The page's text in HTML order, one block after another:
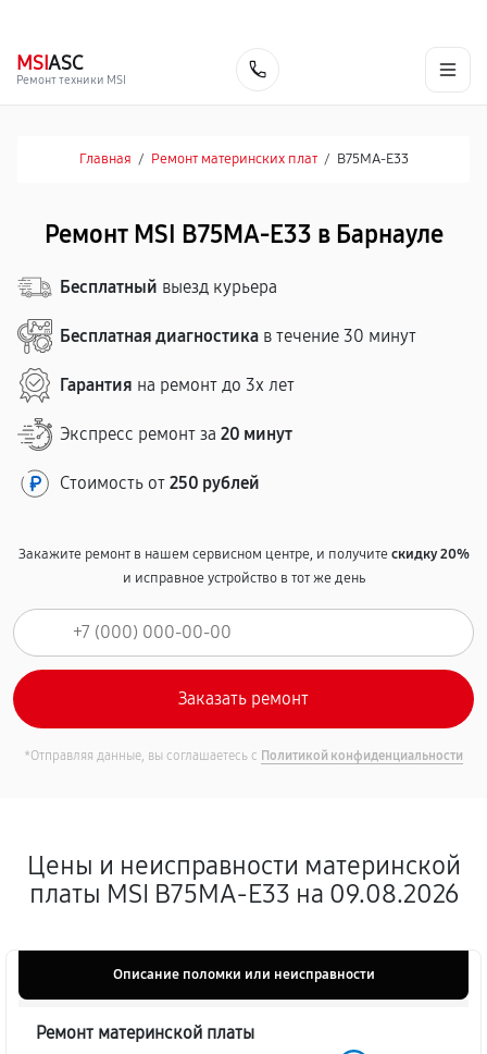
MSIASC
Ремонт техники MSI
Главная / Ремонт материнских плат / B75MA-E33
Ремонт MSI B75MA-E33 в Барнауле
Бесплатный выезд курьера
Бесплатная диагностика в течение 30 минут
Гарантия на ремонт до 3х лет
Экспресс ремонт за 20 минут
Стоимость от 250 рублей
Закажите ремонт в нашем сервисном центре, и получитескидку 20%
и исправное устройство в тот же день
*Отправляя данные, вы соглашаетесь с Политикой конфиденциальности
Цены и неисправности материнской
платы MSI B75MA-E33 на 09.08.2026
Описание поломки или неисправности
Ремонт материнской платы